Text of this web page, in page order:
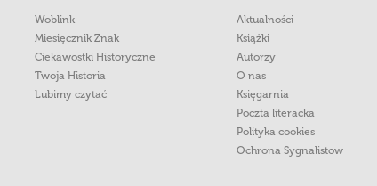
Woblink
Miesięcznik Znak
Ciekawostki Historyczne
Twoja Historia
Lubimy czytać
Aktualności
Książki
Autorzy
O nas
Księgarnia
Poczta literacka
Polityka cookies
Ochrona Sygnalistow